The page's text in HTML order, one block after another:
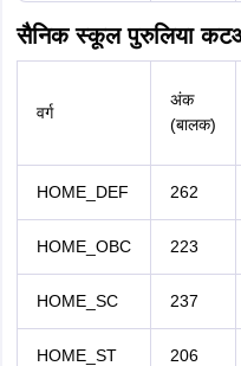
सैनिक स्कूल पुरुलिया
वर्ग
अंक
(बालक)
HOME_DEF 262
HOME_OBC 223
HOME_SC 237
HOME_ST 206